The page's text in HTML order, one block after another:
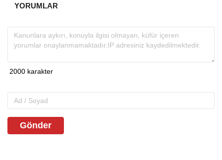
YORUMLAR
Gönder